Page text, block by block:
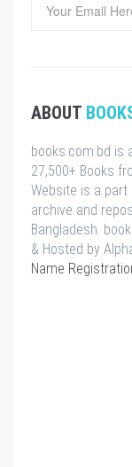
ABOUT
books.com.bd is
27,500+ Books
Website is a part
archive and
Bangladesh.
& Hosted by
Name